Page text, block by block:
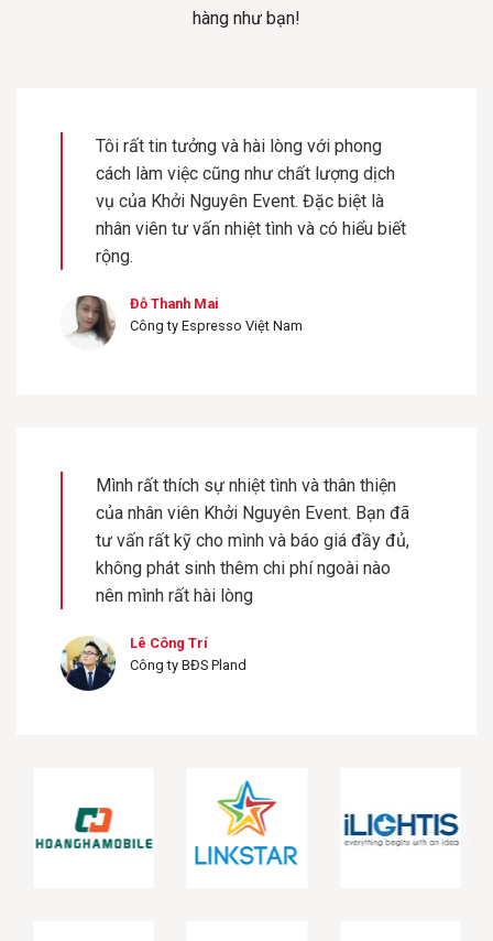
hàng như bạn!
Tôi rất tin tưởng và hài lòng với phong
cách làm việc cũng như chất lượng dịch
vụ của Khởi Nguyên Event. Đặc biệt là
nhân viên tư vấn nhiệt tình và có hiểu biết
rộng.
Đỗ Thanh Mai
Công ty Espresso Việt Nam
Mình rất thích sự nhiệt tình và thân thiện
của nhân viên Khởi Nguyên Event. Bạn đã
tư vấn rất kỹ cho mình và báo giá đầy đủ,
không phát sinh thêm chi phí ngoài nào
nên mình rất hài lòng
Lê Công Trí
Công ty BĐS Pland